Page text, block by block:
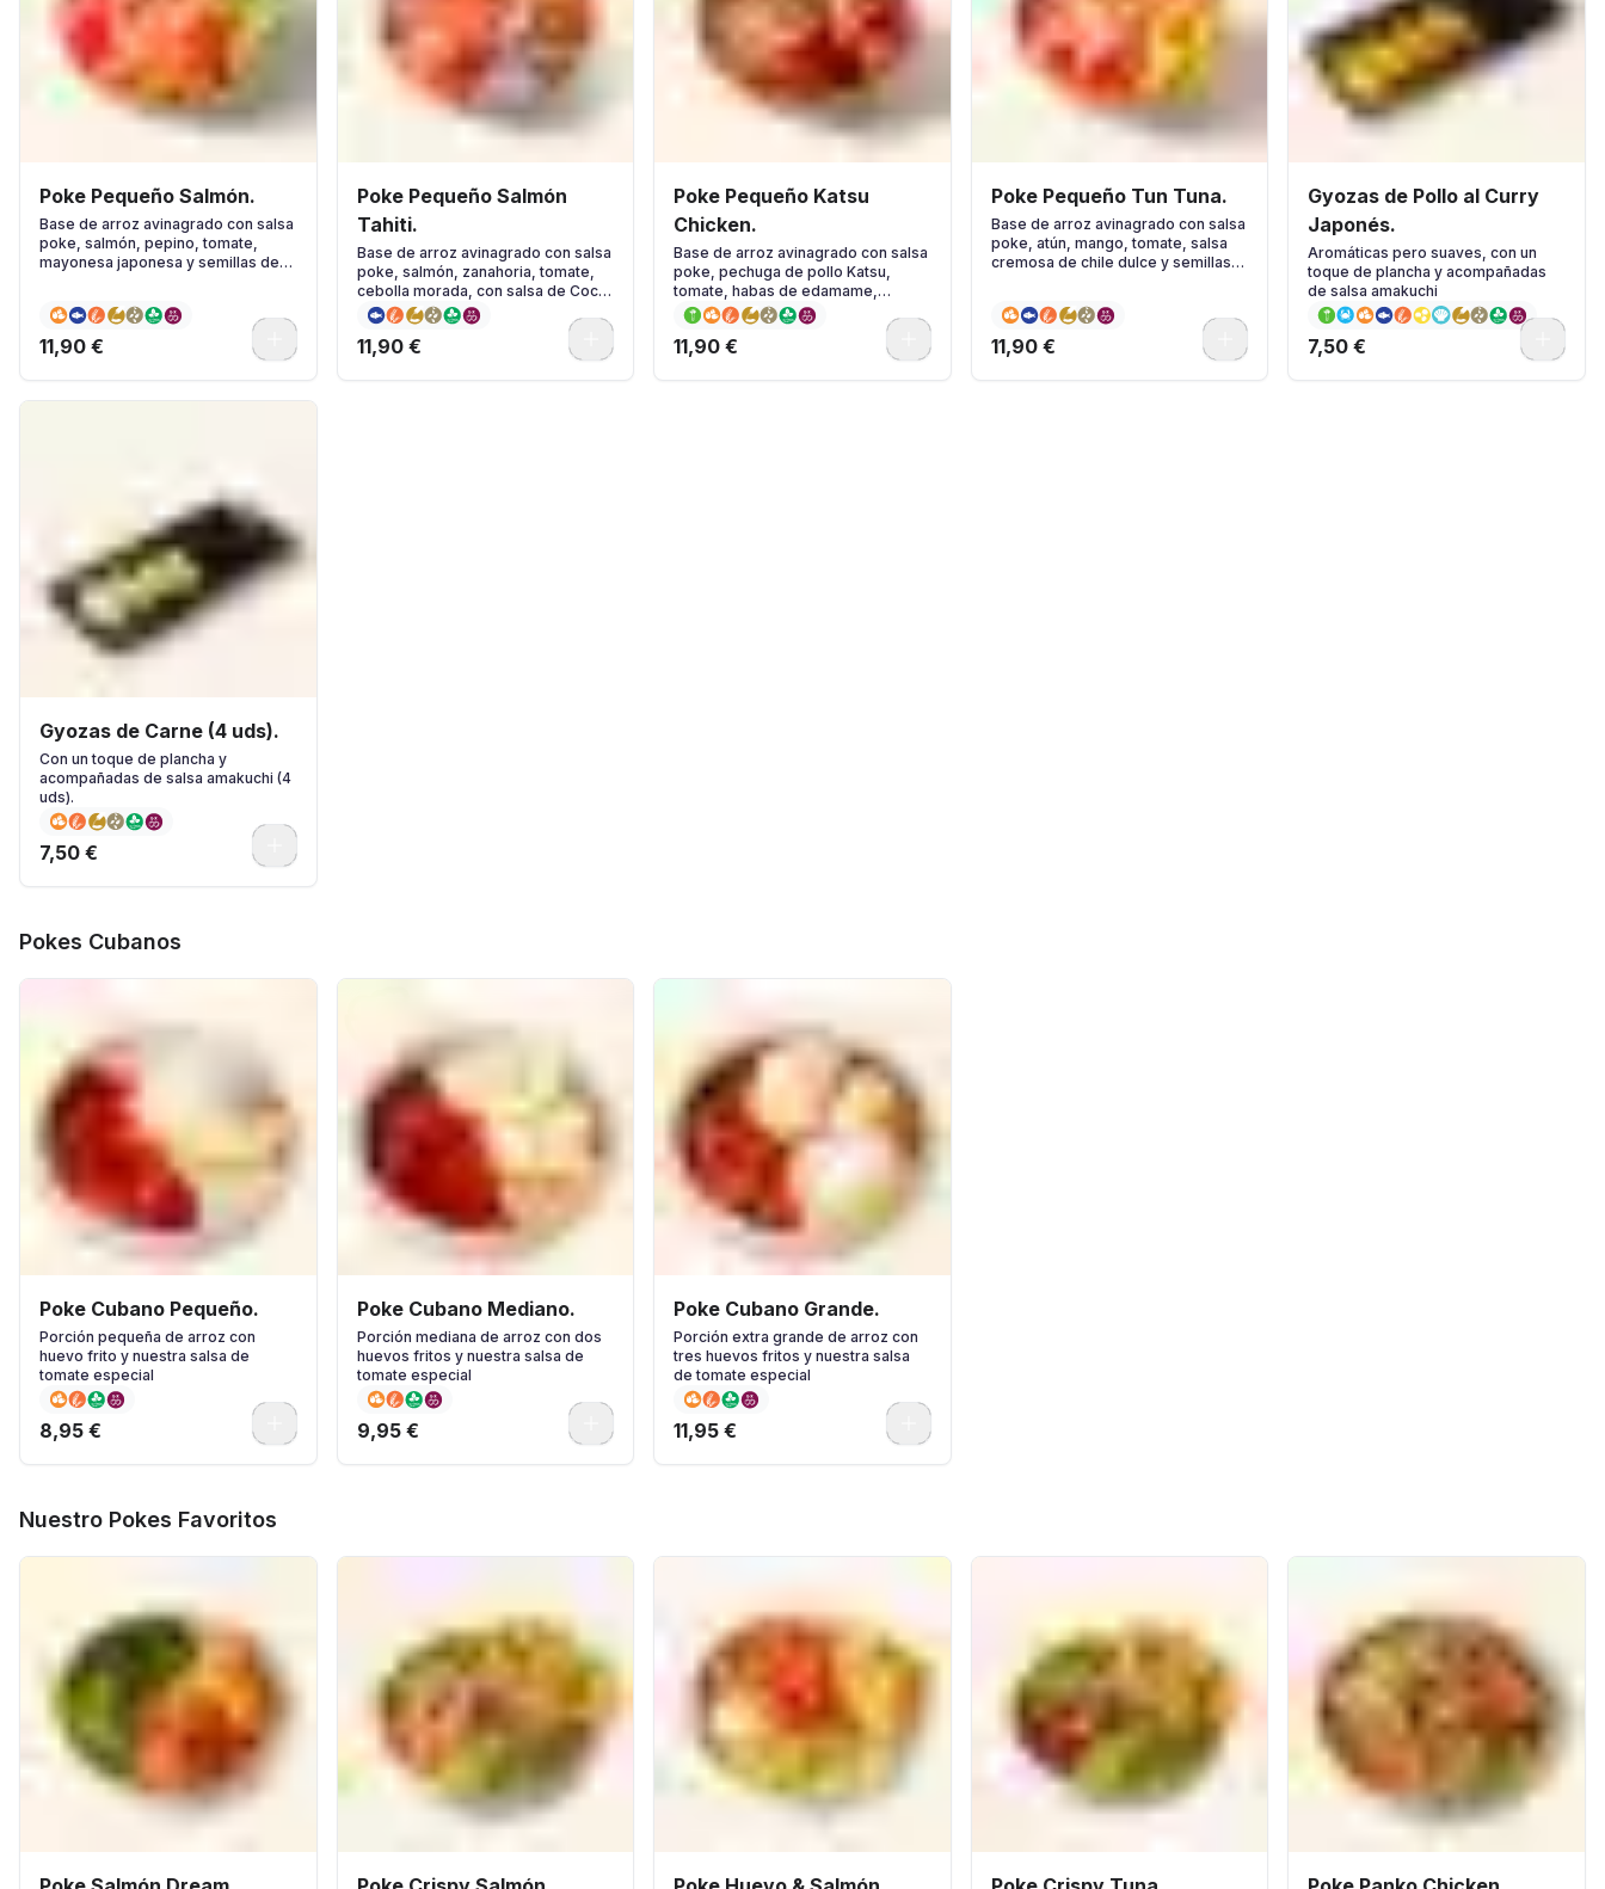
Poke Pequeño Salmón.
Base de arroz avinagrado con salsa
poke, salmón, pepino, tomate,
mayonesa japonesa y semillas de
11,90 €
Poke Pequeño Salmón
Tahiti.
Base de arroz avinagrado con salsa
poke, salmón, zanahoria, tomate,
cebolla morada, con salsa de Coco
& Lima y hierbas frescas.
11,90 €
Poke Pequeño Katsu
Chicken.
Base de arroz avinagrado con salsa
poke, pechuga de pollo Katsu,
tomate, habas de edamame,
mayonesa japonesa y semillas de
sésamo
11,90 €
Poke Pequeño Tun Tuna.
Base de arroz avinagrado con salsa
poke, atún, mango, tomate, salsa
cremosa de chile dulce y semillas
11,90 €
Gyozas de Pollo al Curry
Japonés.
Aromáticas pero suaves, con un
toque de plancha y acompañadas
de salsa amakuchi
7,50 €
Gyozas de Carne (4 uds).
Con un toque de plancha y
acompañadas de salsa amakuchi (4
uds).
7,50 €
Pokes Cubanos
Poke Cubano Pequeño.
Porción pequeña de arroz con
huevo frito y nuestra salsa de
tomate especial
8,95 €
Poke Cubano Mediano.
Porción mediana de arroz con dos
huevos fritos y nuestra salsa de
tomate especial
9,95 €
Poke Cubano Grande.
Porción extra grande de arroz con
tres huevos fritos y nuestra salsa
de tomate especial
11,95 €
Nuestro Pokes Favoritos